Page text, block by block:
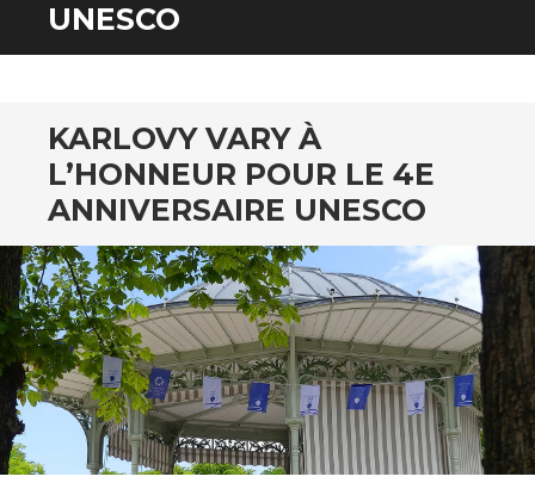
UNESCO
KARLOVY VARY À
L’HONNEUR POUR LE 4E
ANNIVERSAIRE UNESCO